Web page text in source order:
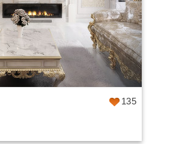
135